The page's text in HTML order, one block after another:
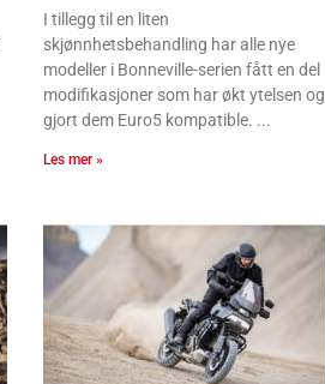
I tillegg til en liten
skjønnhetsbehandling har alle nye
modeller i Bonneville-serien fått en del
modifikasjoner som har økt ytelsen og
gjort dem Euro5 kompatible.
Les mer »